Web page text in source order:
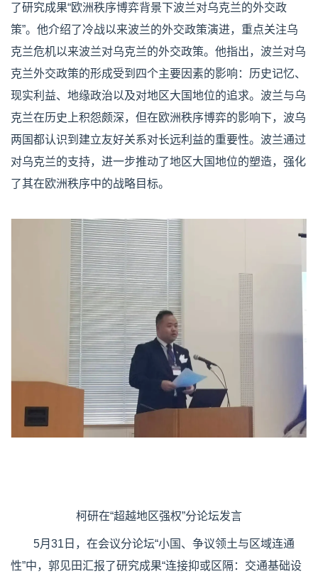
了研究成果“欧洲秩序博弈背景下波兰对乌克兰的外交政
策”。他介绍了冷战以来波兰的外交政策演进，重点关注乌
克兰危机以来波兰对乌克兰的外交政策。他指出，波兰对乌
克兰外交政策的形成受到四个主要因素的影响：历史记忆、
现实利益、地缘政治以及对地区大国地位的追求。波兰与乌
克兰在历史上积怨颇深，但在欧洲秩序博弈的影响下，波乌
两国都认识到建立友好关系对长远利益的重要性。波兰通过
对乌克兰的支持，进一步推动了地区大国地位的塑造，强化
了其在欧洲秩序中的战略目标。
柯研在“超越地区强权”分论坛发言
5月31日，在会议分论坛“小国、争议领土与区域连通
性”中，郭见田汇报了研究成果“连接抑或区隔：交通基础设